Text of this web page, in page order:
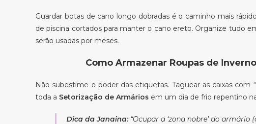
Guardar botas de cano longo dobradas é o caminho mais
de piscina cortados para manter o cano ereto. Organize tudo
serão usadas por meses.
Como Armazenar Roupas de
Não subestime o poder das etiquetas. Taguear as caixas com
toda a Setorização de Armários em um dia de frio repentino
Dica da Janaina:“Ocupar a ‘zona nobre’ do